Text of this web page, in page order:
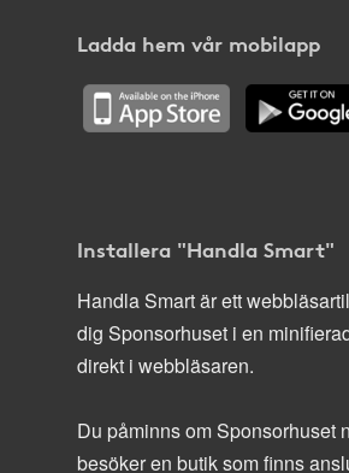
Ladda hem vår mobilapp
Installera "Handla Smart"
Handla Smart är ett
dig Sponsorhuset i en
direkt i webbläsaren.
Du påminns om Sponsorhuset
besöker en butik som finns